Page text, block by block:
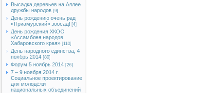
Высадка деревьев на Аллее
дружбы народов [9]
День рождению очень рад
«Приамурский» зоосад! [4]
День рождения ХКОО
«Ассамблея народов
Хабаровского края» [110]
День народного единства, 4
ноябрь 2014 [80]
Форум 5 ноябрь 2014 [26]
7 – 9 ноября 2014 г.
Социальное проектирование
для молодёжи
национальных объединений